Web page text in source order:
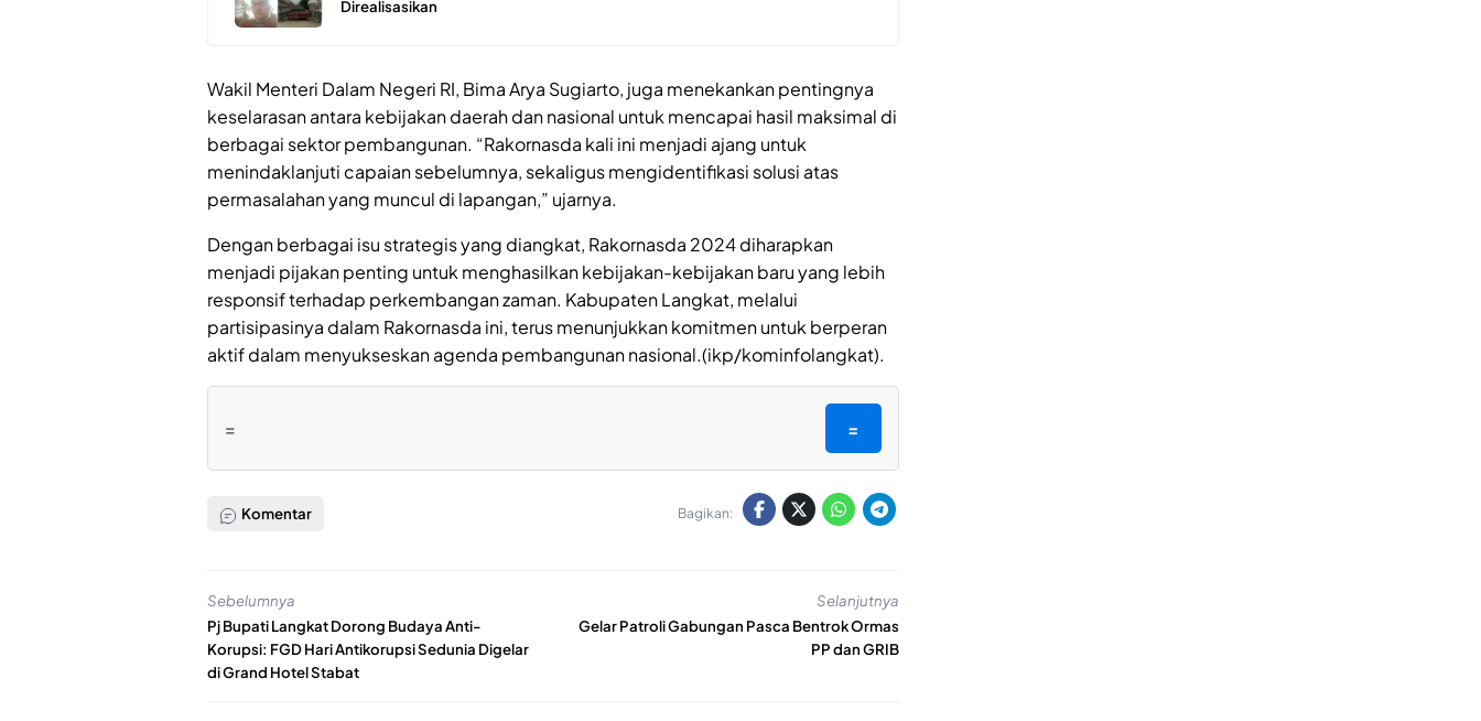
Direalisasikan
Wakil Menteri Dalam Negeri RI, Bima Arya Sugiarto, juga menekankan pentingnya
keselarasan antara kebijakan daerah dan nasional untuk mencapai hasil maksimal di
berbagai sektor pembangunan. “Rakornasda kali ini menjadi ajang untuk
menindaklanjuti capaian sebelumnya, sekaligus mengidentifikasi solusi atas
permasalahan yang muncul di lapangan,” ujarnya.
Dengan berbagai isu strategis yang diangkat, Rakornasda 2024 diharapkan
menjadi pijakan penting untuk menghasilkan kebijakan-kebijakan baru yang lebih
responsif terhadap perkembangan zaman. Kabupaten Langkat, melalui
partisipasinya dalam Rakornasda ini, terus menunjukkan komitmen untuk berperan
aktif dalam menyukseskan agenda pembangunan nasional.(ikp/kominfolangkat).
= =
Komentar Bagikan:
Sebelumnya
Pj Bupati Langkat Dorong Budaya Anti-
Korupsi: FGD Hari Antikorupsi Sedunia Digelar
di Grand Hotel Stabat
Selanjutnya
Gelar Patroli Gabungan Pasca Bentrok Ormas
PP dan GRIB